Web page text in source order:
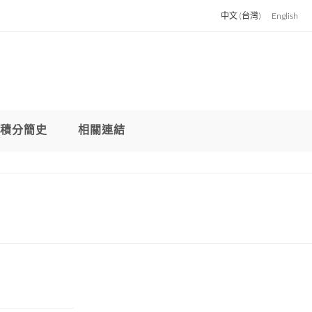
中文 (台灣) English
分簡史 相關連結